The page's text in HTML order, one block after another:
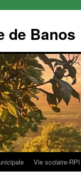
de Banos
Vie scolaire-RPI